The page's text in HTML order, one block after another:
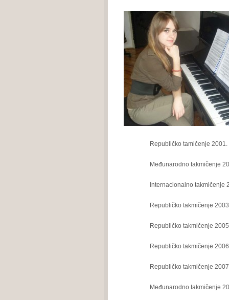
Republičko tamičenje 2001.
Međunarodno takmičenje
Internacionalno takmičenje
Republičko takmičenje
Republičko takmičenje
Republičko takmičenje
Republičko takmičenje
Međunarodno takmičenje